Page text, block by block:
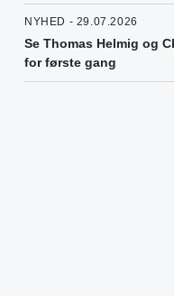
NYHED - 29.07.2026
Se Thomas Helmig og
for første gang